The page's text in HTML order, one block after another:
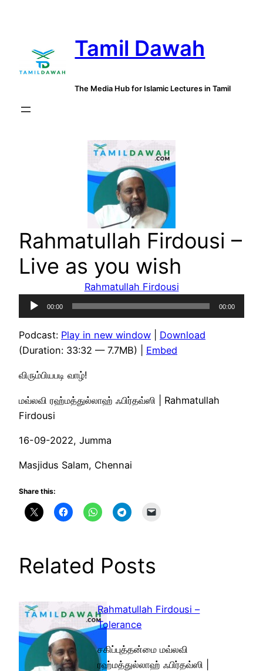
Tamil Dawah
The Media Hub for Islamic Lectures in Tamil
Rahmatullah Firdousi –
Live as you wish
Rahmatullah Firdousi
Audio
Player
00:00 00:00
Podcast: Play in new window
Download
(Duration: 33:32 — 7.7MB) | Embed
விரும்பியபடி வாழ்!
மவ்லவி ரஹ்மத்துல்லாஹ் ஃபிர்தவ்ஸி | Rahmatullah
Firdousi
16-09-2022, Jumma
Masjidus Salam, Chennai
Share this:
Related Posts
Rahmatullah Firdousi –
Tolerance
சகிப்புத்தன்மை மவ்லவி
ரஹ்மத்துல்லாஹ் ஃபிர்தவ்ஸி |